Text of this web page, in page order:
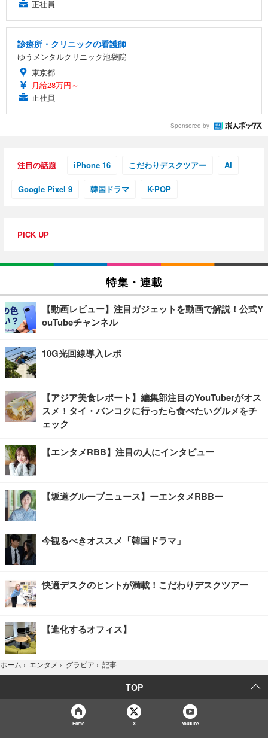
正社員
診療所・クリニックの看護師
ゆうメンタルクリニック池袋院
東京都
月給28万円～
正社員
Sponsored by
注目の話題 iPhone 16 こだわりデスクツアー AI
Google Pixel 9 韓国ドラマ K-POP
PICK UP
特集・連載
【動画レビュー】注目ガジェットを動画で解説！公式Y
ouTubeチャンネル
10G光回線導入レポ
【アジア美食レポート】編集部注目のYouTuberがオス
スメ！タイ・バンコクに行ったら食べたいグルメをチ
ェック
【エンタメRBB】注目の人にインタビュー
【坂道グループニュース】ーエンタメRBBー
今観るべきオススメ「韓国ドラマ」
快適デスクのヒントが満載！こだわりデスクツアー
【進化するオフィス】
ホーム › エンタメ › グラビア › 記事
TOP
Home X YouTube